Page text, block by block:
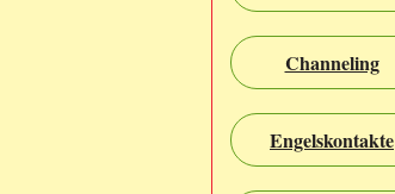
Channeling
Engelskontakte